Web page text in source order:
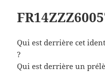
Qui est derrière cet
?
Qui est derrière un